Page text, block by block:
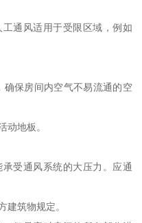
通风适用于受限区域，例如
保房间内空气不易流通的空
动地板。
受通风系统的大压力。应通
建筑物规定。